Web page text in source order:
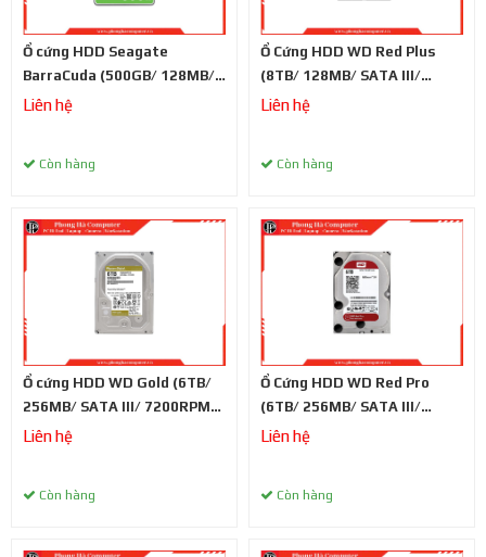
Ổ cứng HDD Seagate
BarraCuda (500GB/ 128MB/
SATA III/ 5400RPM/ 2.5 inch)
Liên hệ
Còn hàng
Ổ Cứng HDD WD Red Plus
(8TB/ 128MB/ SATA III/
5640RPM/ 3.5 inch)
Liên hệ
Còn hàng
Ổ cứng HDD WD Gold (6TB/
256MB/ SATA III/ 7200RPM/
3.5 inch)
Liên hệ
Còn hàng
Ổ Cứng HDD WD Red Pro
(6TB/ 256MB/ SATA III/
7200RPM/ 3.5 inch)
Liên hệ
Còn hàng